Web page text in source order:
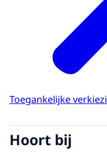
Dat is heel
voor doven
iedereen is
belangrijk dat
bij je past.
Alt-tekst
en Lisa
zijn voorzitter
Toegankelijke
Hoort bij